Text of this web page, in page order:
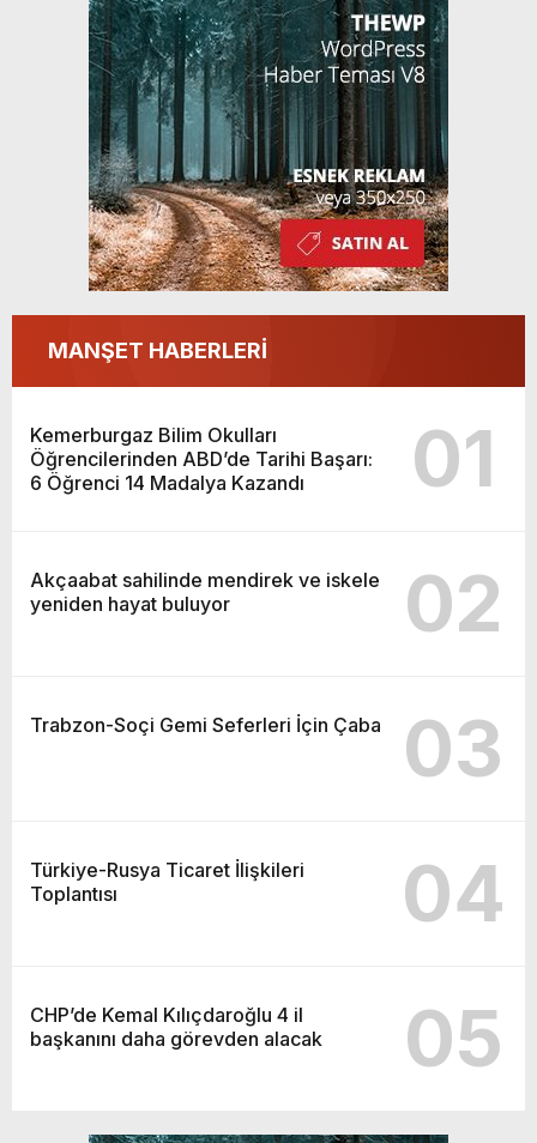
Kazandı
MANŞET HABERLERİ
Kemerburgaz Bilim Okulları
Öğrencilerinden ABD’de Tarihi Başarı:
6 Öğrenci 14 Madalya Kazandı
01
Akçaabat sahilinde mendirek ve iskele
yeniden hayat buluyor
02
Trabzon-Soçi Gemi Seferleri İçin Çaba 03
Türkiye-Rusya Ticaret İlişkileri
Toplantısı
04
CHP’de Kemal Kılıçdaroğlu 4 il
başkanını daha görevden alacak
05